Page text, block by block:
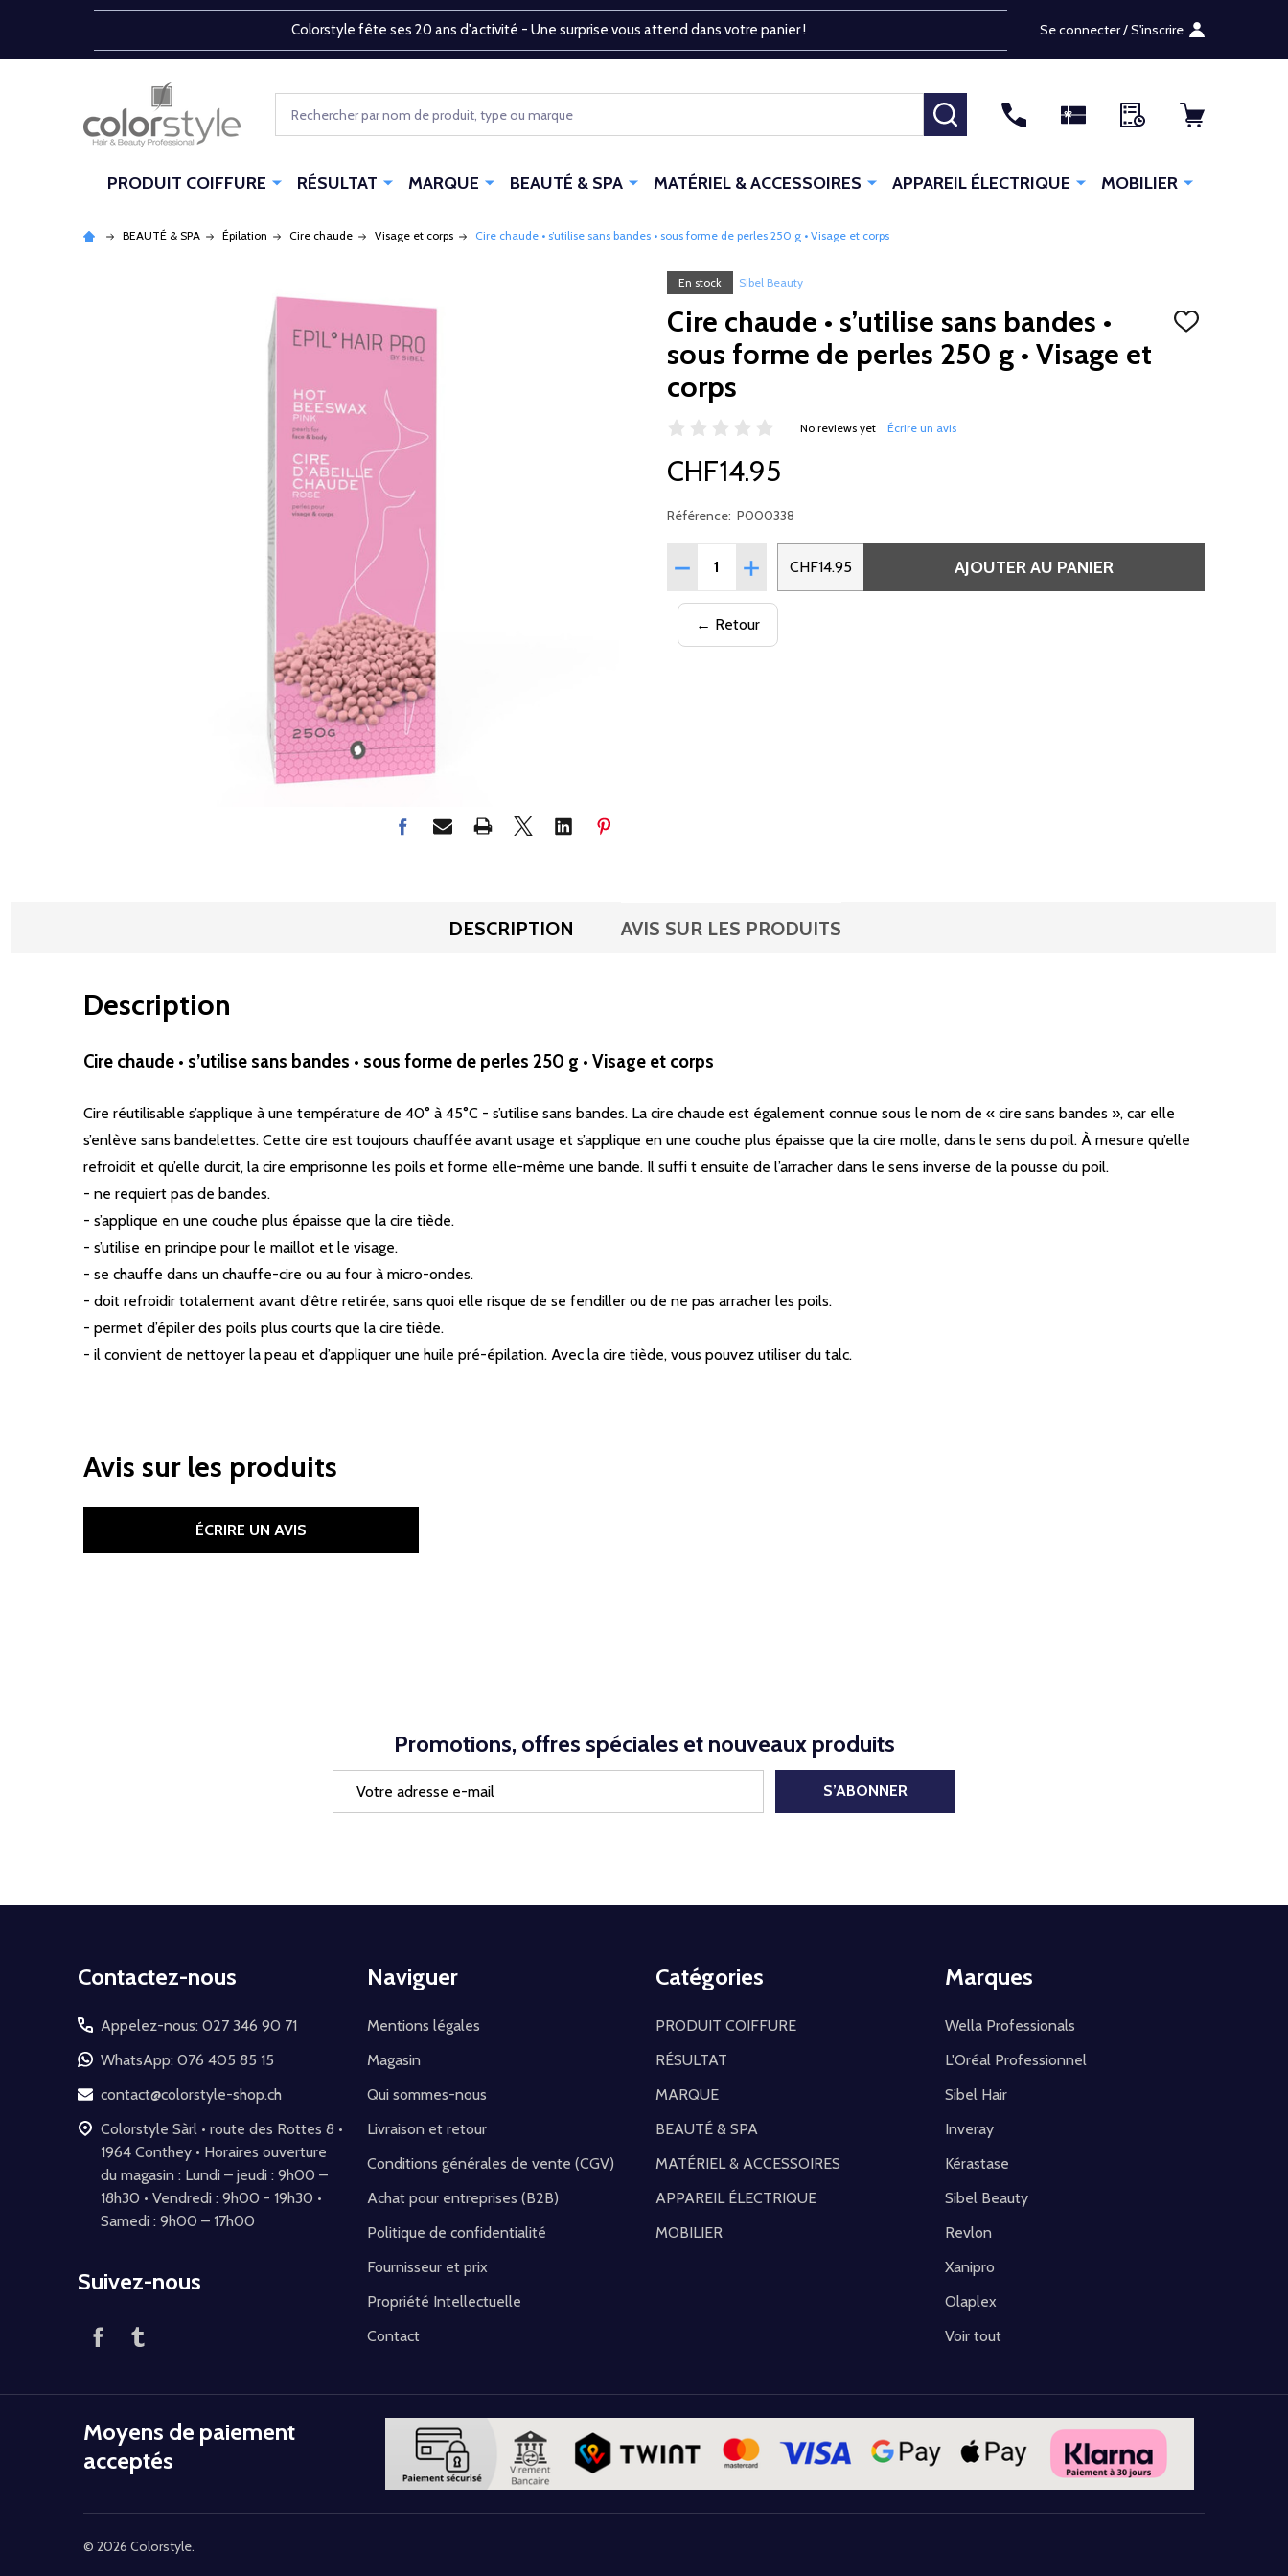
Colorstyle fête ses 20 ans d'activité - Une surprise vous attend dans votre panier ! Se connecter / S'inscrire
RECHERCHER
PRODUIT COIFFURE RÉSULTAT MARQUE BEAUTÉ & SPA MATÉRIEL & ACCESSOIRES APPAREIL ÉLECTRIQUE MOBILIER
BEAUTÉ & SPA Épilation Cire chaude Visage et corps Cire chaude • s’utilise sans bandes • sous forme de perles 250 g • Visage et corps
En stock Sibel Beauty
Cire chaude • s’utilise sans bandes •
sous forme de perles 250 g • Visage et
corps
AJOUTER
No reviews yet Écrire un avis
CHF14.95
Référence: P000338
Quantité:
RÉDUIRE LA QUANTITÉ DE CIRE CHAUDE • S’UTILISE SANS BANDES • SOUS FORME
AUGMENTER LA QUANTITÉ DE CIRE CHAUDE • S’UTILISE SANS BANDES •
CHF14.95 AJOUTER AU PANIER
← Retour
DESCRIPTION AVIS SUR LES PRODUITS
Description
Cire chaude • s’utilise sans bandes • sous forme de perles 250 g • Visage et corps
Cire réutilisable s’applique à une température de 40° à 45°C - s’utilise sans bandes. La cire chaude est également connue sous le nom de « cire sans bandes », car elle
s’enlève sans bandelettes. Cette cire est toujours chauffée avant usage et s’applique en une couche plus épaisse que la cire molle, dans le sens du poil. À mesure qu’elle
refroidit et qu’elle durcit, la cire emprisonne les poils et forme elle-même une bande. Il suffi t ensuite de l’arracher dans le sens inverse de la pousse du poil.
- ne requiert pas de bandes.
- s’applique en une couche plus épaisse que la cire tiède.
- s’utilise en principe pour le maillot et le visage.
- se chauffe dans un chauffe-cire ou au four à micro-ondes.
- doit refroidir totalement avant d’être retirée, sans quoi elle risque de se fendiller ou de ne pas arracher les poils.
- permet d’épiler des poils plus courts que la cire tiède.
- il convient de nettoyer la peau et d’appliquer une huile pré-épilation. Avec la cire tiède, vous pouvez utiliser du talc.
Avis sur les produits
ÉCRIRE UN AVIS
Promotions, offres spéciales et nouveaux produits
S’ABONNER
Contactez-nous
Appelez-nous: 027 346 90 71
WhatsApp: 076 405 85 15
contact@colorstyle-shop.ch
Colorstyle Sàrl • route des Rottes 8 •
1964 Conthey • Horaires ouverture
du magasin : Lundi – jeudi : 9h00 –
18h30 • Vendredi : 9h00 - 19h30 •
Samedi : 9h00 – 17h00
Suivez-nous
Naviguer
Mentions légales
Magasin
Qui sommes-nous
Livraison et retour
Conditions générales de vente (CGV)
Achat pour entreprises (B2B)
Politique de confidentialité
Fournisseur et prix
Propriété Intellectuelle
Contact
Catégories
PRODUIT COIFFURE
RÉSULTAT
MARQUE
BEAUTÉ & SPA
MATÉRIEL & ACCESSOIRES
APPAREIL ÉLECTRIQUE
MOBILIER
Marques
Wella Professionals
L'Oréal Professionnel
Sibel Hair
Inveray
Kérastase
Sibel Beauty
Revlon
Xanipro
Olaplex
Voir tout
Moyens de paiement
acceptés
© 2026 Colorstyle.